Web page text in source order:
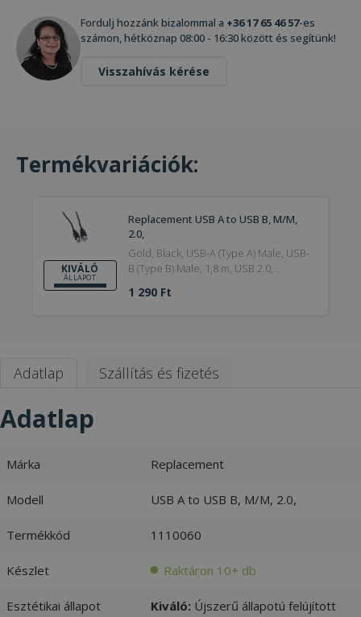
Fordulj hozzánk bizalommal a +36 17 65 46 57-es
számon, hétköznap 08:00 - 16:30 között és segítünk!
Visszahívás kérése
Termékvariációk:
KIVÁLÓ
ÁLLAPOT
Replacement USB A to USB B, M/M,
2.0,
Gold, Black, USB-A (Type A) Male, USB-
B (Type B) Male, 1,8 m, USB 2.0,
1 290 Ft
Adatlap Szállítás és fizetés
Adatlap
Márka Replacement
Modell USB A to USB B, M/M, 2.0,
Termékkód 1110060
Készlet Raktáron 10+ db
Esztétikai állapot Kiváló: Újszerű állapotú felújított